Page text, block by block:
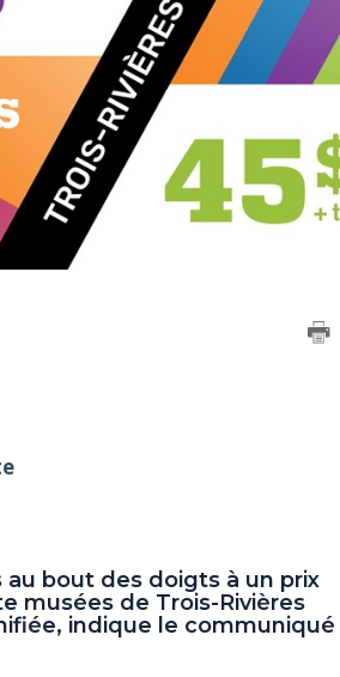
bout des doigts à un prix
musées de Trois-Rivières
indique le communiqué